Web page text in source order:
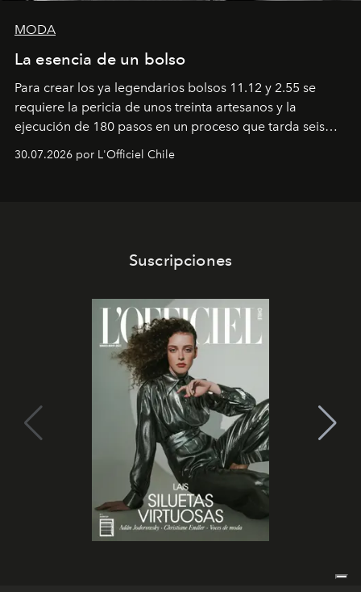
MODA
La esencia de un bolso
Para crear los ya legendarios bolsos 11.12 y 2.55 se
requiere la pericia de unos treinta artesanos y la
ejecución de 180 pasos en un proceso que tarda seis
semanas. Los expertos ponen en práctica una técnica
que se enseña solamente en la escuela de formación de
30.07.2026 por L'Officiel Chile
Suscripciones